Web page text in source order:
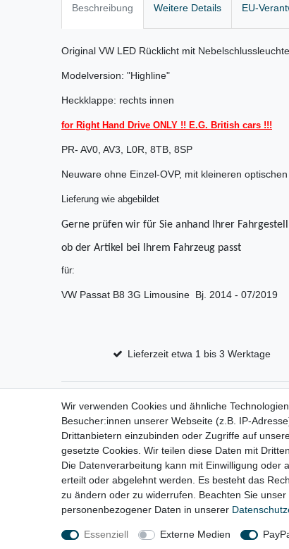
Beschreibung Weitere Details EU-
Original VW LED Rücklicht mit Nebelschlussleuchte
Modelversion: "Highline"
Heckklappe: rechts innen
for Right Hand Drive ONLY !! E.G. British cars !!!
PR- AV0, AV3, L0R, 8TB, 8SP
Neuware ohne Einzel-OVP, mit kleineren
Lieferung wie abgebildet
Gerne prüfen wir für Sie anhand Ihrer
ob der Artikel bei Ihrem Fahrzeug passt
für:
VW Passat B8 3G Limousine Bj. 2014 - 07/2019
Lieferzeit etwa 1 bis 3 Werktage
Wir verwenden Cookies und ähnliche
Besucher:innen unserer Webseite (z.B. IP-
Drittanbietern einzubinden oder Zugriffe auf
gesetzte Cookies. Wir teilen diese Daten mit
Die Datenverarbeitung kann mit Einwilligung
erteilt oder abgelehnt werden. Es besteht das
zu ändern oder zu widerrufen. Beachten Sie unser
personenbezogener Daten in unserer
Essenziell Externe Medien
Impressum